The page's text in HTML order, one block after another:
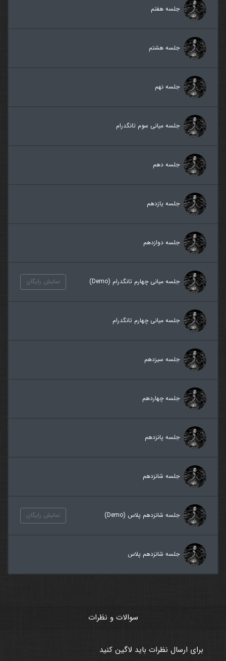
جلسه هفتم
جلسه هشتم
جلسه نهم
جلسه میانی سوم تانگدرام
جلسه دهم
جلسه یازدهم
جلسه دوازدهم
جلسه میانی چهارم تانگدرام (Demo) نمایش رایگان
جلسه میانی چهارم تانگدرام
جلسه سیزدهم
جلسه چهاردهم
جلسه پانزدهم
جلسه شانزدهم
جلسه شانزدهم پلاس (Demo) نمایش رایگان
جلسه شانزدهم پلاس
سوالات و نظرات
برای ارسال نظرات باید لاگین کنید